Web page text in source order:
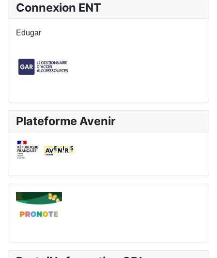
Connexion ENT
Edugar
Plateforme Avenir